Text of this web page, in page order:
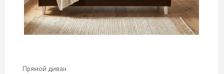
Прямой диван